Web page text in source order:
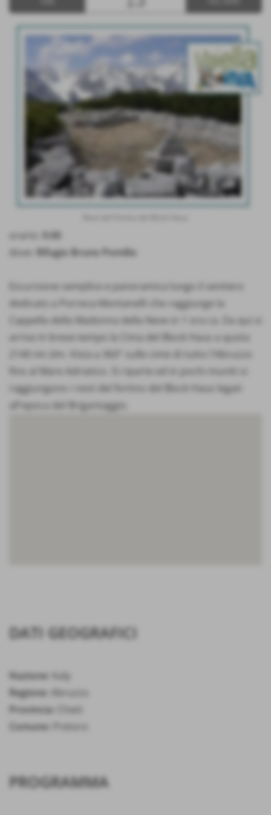
orario:
9.00
dove:
Rifugio Bruno Pomilio
Escursione semplice e panoramica lungo il sentiero
dedicato a Porreca-Montanelli che raggiunge la
Cappella della Madonna della Neve in 1 ora ca. Da qui si
arriva in breve tempo la Cima del Block Haus a quota
2140 mt slm. Vista a 360° sulle cime di tutto l'Abruzzo
fino al Mare Adriatico. Si riparte ed in pochi muniti si
raggiungono i resti del fortino del Block Haus legati
all'epoca del Brigantaggio.
DATI GEOGRAFICI
Nazione:
Italy
Regione:
Provincia:
Chieti
Comune:
PROGRAMMA